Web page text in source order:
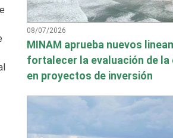
08/07/2026
MINAM aprueba nuevos
fortalecer la evaluación de la
en proyectos de inversión